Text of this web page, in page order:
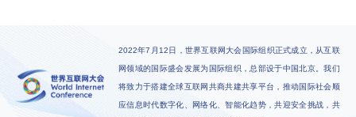
2022年7月12日，世界互联网大会国际组织正式成立，从互联
网领域的国际盛会发展为国际组织，总部设于中国北京。我们
将致力于搭建全球互联网共商共建共享平台，推动国际社会顺
应信息时代数字化、网络化、智能化趋势，共迎安全挑战，共